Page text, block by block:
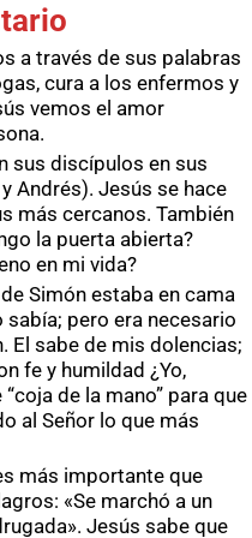
a través de sus palabras
cura a los enfermos y
vemos el amor
sus discípulos en sus
Andrés). Jesús se hace
más cercanos. También
la puerta abierta?
en mi vida?
Simón estaba en cama
pero era necesario
El sabe de mis dolencias;
fe y humildad ¿Yo,
de la mano” para que
al Señor lo que más
más importante que
«Se marchó a un
Jesús sabe que